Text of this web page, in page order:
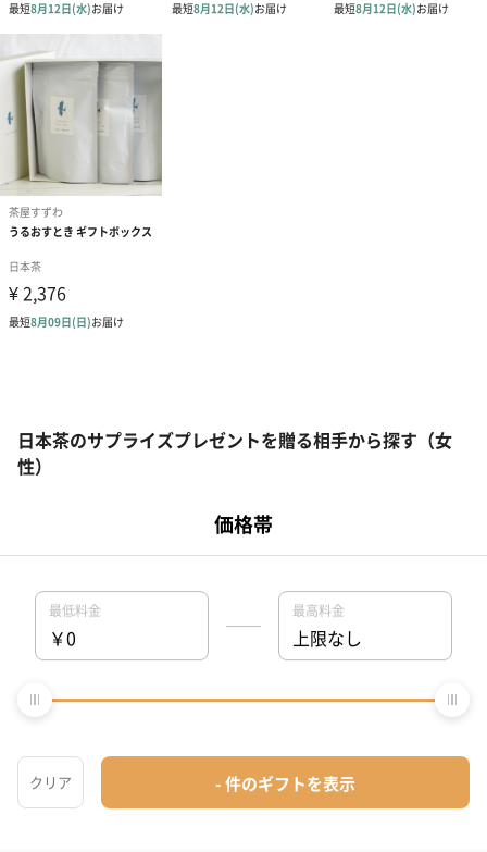
日本茶のサプライズプレゼントを贈る相手から探す（女
性）
妻
日本茶のサプライズプレゼントを贈る相手から探す（男
性）
10代 20代後半 30代 40代